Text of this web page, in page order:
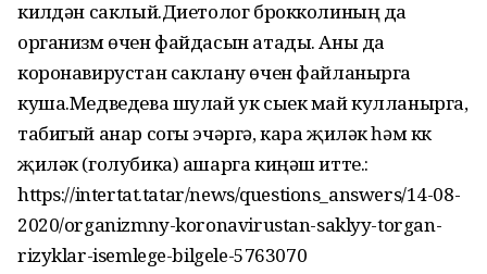
килүдән саклый.Диетолог брокколиның да
организм өчен файдасын атады. Аны да
коронавирустан саклану өчен файланырга
куша.Медведева шулай ук сыек май кулланырга,
табигый анар согы эчәргә, кара җиләк һәм күк
җиләк (голубика) ашарга киңәш итте.:
https://intertat.tatar/news/questions_answers/14-08-
2020/organizmny-koronavirustan-saklyy-torgan-
rizyklar-isemlege-bilgele-5763070